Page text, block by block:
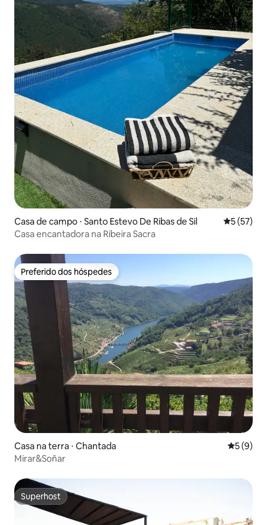
Casa de campo ⋅ Santo Estevo De Ribas de Sil 5 de uma
5 (57)
Casa encantadora na Ribeira Sacra
Preferido dos hóspedes
Preferido dos hóspedes
Casa na terra ⋅ Chantada 5 de
5 (9)
Mirar&Soñar
Superhost
Superhost